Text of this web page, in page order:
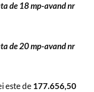
de 18 mp-avand nr
de 20 mp-avand nr
este de177.656,50